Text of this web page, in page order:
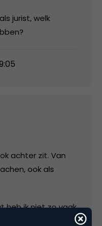
jurist, welk
achter zit. Van
ook als
heb ik niet zo vaak